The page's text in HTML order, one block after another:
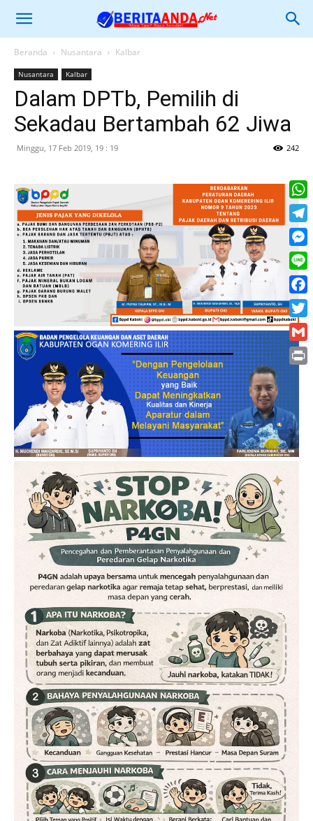
Beranda Nusantara Kalbar
Nusantara Kalbar
Dalam DPTb, Pemilih di
Sekadau Bertambah 62 Jiwa
Minggu, 17 Feb 2019, 19 : 19 242
Line
Print